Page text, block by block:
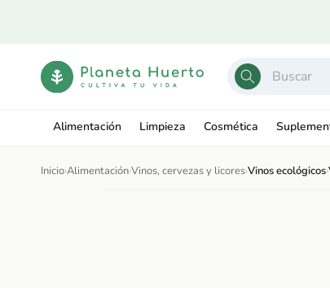
Alimentación Limpieza Cosmética
Inicio›Alimentación›Vinos, cervezas y licores›Vinos ecológicos›
Ir